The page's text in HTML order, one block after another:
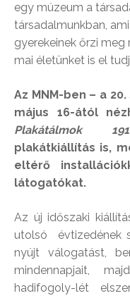
egy múzeum a
társadalmunkban,
gyerekeinek őrzi
mai életünket is el
Az MNM-ben – a
május 16-ától
Plakátálmok
plakátkiállítás is,
eltérő
látogatókat.
Az új időszaki
utolsó évtizedének
nyújt válogatást,
mindennapjait,
hadifogoly-lét